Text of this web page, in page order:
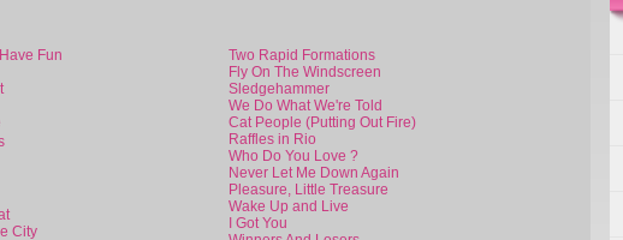
Fun
City
Two Rapid Formations
Fly On The Windscreen
Sledgehammer
We Do What We're Told
Cat People (Putting Out Fire)
Raffles in Rio
Who Do You Love ?
Never Let Me Down Again
Pleasure, Little Treasure
Wake Up and Live
I Got You